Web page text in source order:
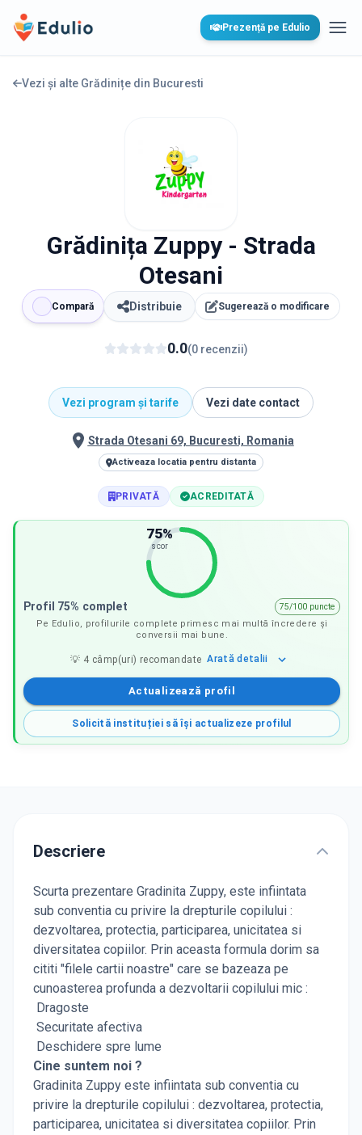
Edulio Prezență pe Edulio
Vezi și alte Grădinițe din Bucuresti
Grădinița Zuppy - Strada
Otesani
Compară Distribuie Sugerează o modificare
0.0(0 recenzii)
Vezi program și tarife Vezi date contact
Strada Otesani 69, Bucuresti, Romania
Activeaza locatia pentru distanta
PRIVATĂ ACREDITATĂ
75%
scor
Profil 75% complet
75/100 puncte
Pe Edulio, profilurile complete primesc mai multă încredere și
conversii mai bune.
💡 4 câmp(uri) recomandate Arată detalii
Actualizează profil
Solicită instituției să își actualizeze profilul
Descriere
Scurta prezentare Gradinita Zuppy, este infiintata
sub conventia cu privire la drepturile copilului :
dezvoltarea, protectia, participarea, unicitatea si
diversitatea copiilor. Prin aceasta formula dorim sa
cititi "filele cartii noastre" care se bazeaza pe
cunoasterea profunda a dezvoltarii copilului mic :
Dragoste
Securitate afectiva
Deschidere spre lume
Cine suntem noi ?
Gradinita Zuppy este infiintata sub conventia cu
privire la drepturile copilului : dezvoltarea, protectia,
participarea, unicitatea si diversitatea copiilor. Prin